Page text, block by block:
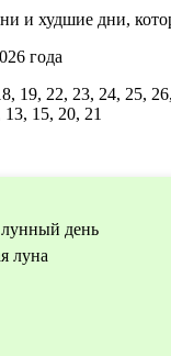
и худшие дни,
года
19, 22, 23, 24, 25,
15, 20, 21
лунный день
луна